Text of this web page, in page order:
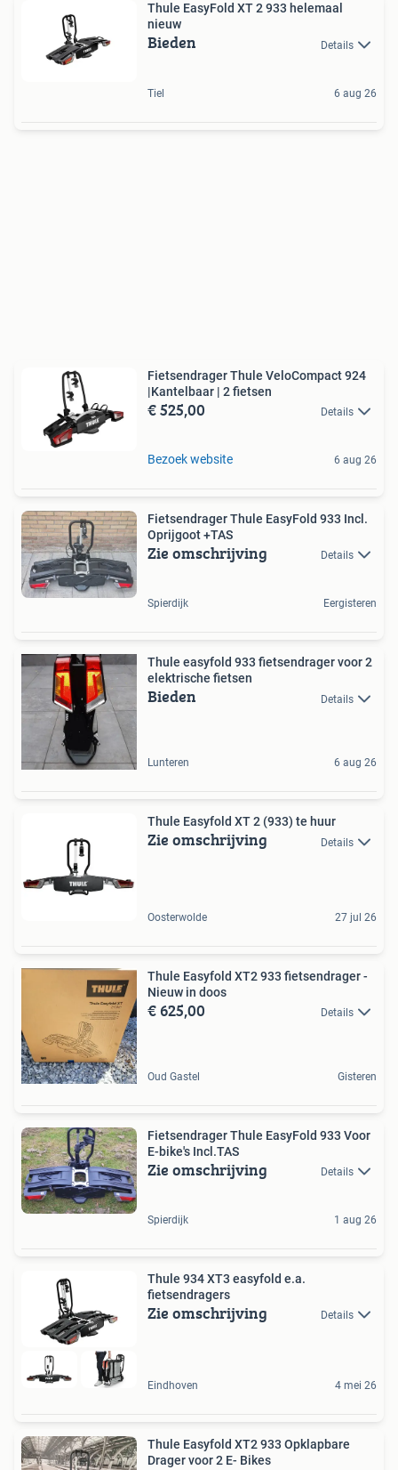
Thule EasyFold XT 2 933 helemaal
nieuw
Bieden Details
Tiel 6 aug 26
Fietsendrager Thule VeloCompact 924
|Kantelbaar | 2 fietsen
€ 525,00 Details
Bezoek website 6 aug 26
Fietsendrager Thule EasyFold 933 Incl.
Oprijgoot +TAS
Zie omschrijving Details
Spierdijk Eergisteren
Thule easyfold 933 fietsendrager voor 2
elektrische fietsen
Bieden Details
Lunteren 6 aug 26
Thule Easyfold XT 2 (933) te huur
Zie omschrijving Details
Oosterwolde 27 jul 26
Thule Easyfold XT2 933 fietsendrager -
Nieuw in doos
€ 625,00 Details
Oud Gastel Gisteren
Fietsendrager Thule EasyFold 933 Voor
E-bike's Incl.TAS
Zie omschrijving Details
Spierdijk 1 aug 26
Thule 934 XT3 easyfold e.a.
fietsendragers
Zie omschrijving Details
Eindhoven 4 mei 26
Thule Easyfold XT2 933 Opklapbare
Drager voor 2 E- Bikes